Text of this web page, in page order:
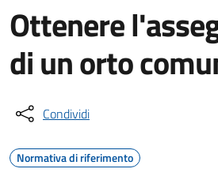
Ottenere
di un orto
Condividi
Normativa di riferimento